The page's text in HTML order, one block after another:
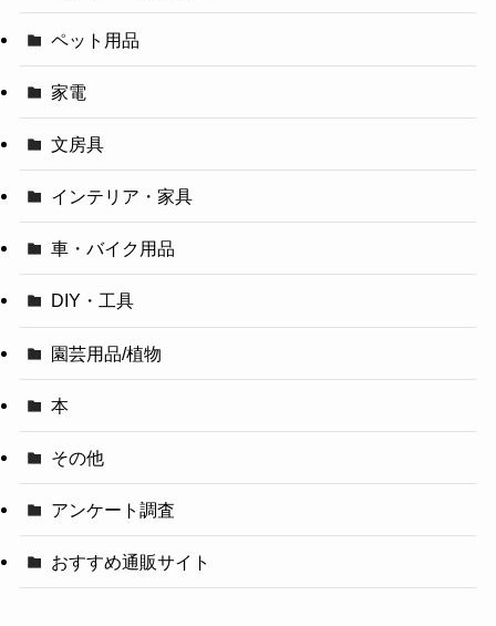
ペット用品
家電
文房具
インテリア・家具
車・バイク用品
DIY・工具
園芸用品/植物
本
その他
アンケート調査
おすすめ通販サイト